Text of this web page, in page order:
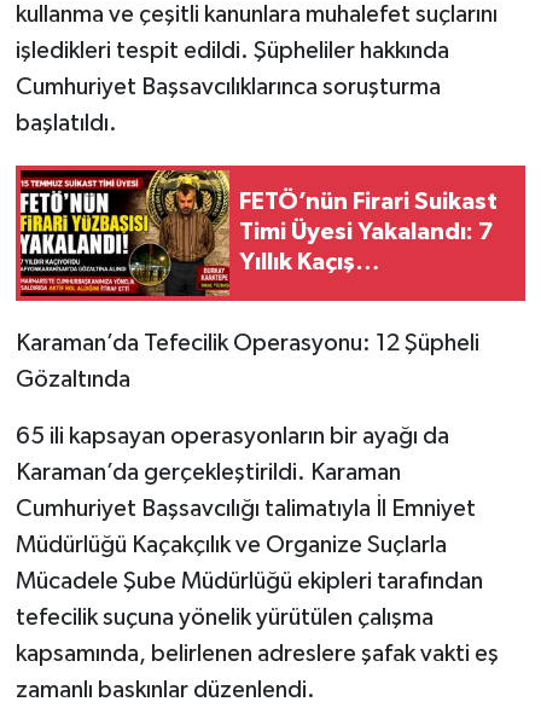
kullanma ve çeşitli kanunlara muhalefet suçlarını
işledikleri tespit edildi. Şüpheliler hakkında
Cumhuriyet Başsavcılıklarınca soruşturma
başlatıldı.
FETÖ’nün Firari Suikast
Timi Üyesi Yakalandı: 7
Yıllık Kaçış
Karaman’da Tefecilik Operasyonu: 12 Şüpheli
Gözaltında
65 ili kapsayan operasyonların bir ayağı da
Karaman’da gerçekleştirildi. Karaman
Cumhuriyet Başsavcılığı talimatıyla İl Emniyet
Müdürlüğü Kaçakçılık ve Organize Suçlarla
Mücadele Şube Müdürlüğü ekipleri tarafından
tefecilik suçuna yönelik yürütülen çalışma
kapsamında, belirlenen adreslere şafak vakti eş
zamanlı baskınlar düzenlendi.